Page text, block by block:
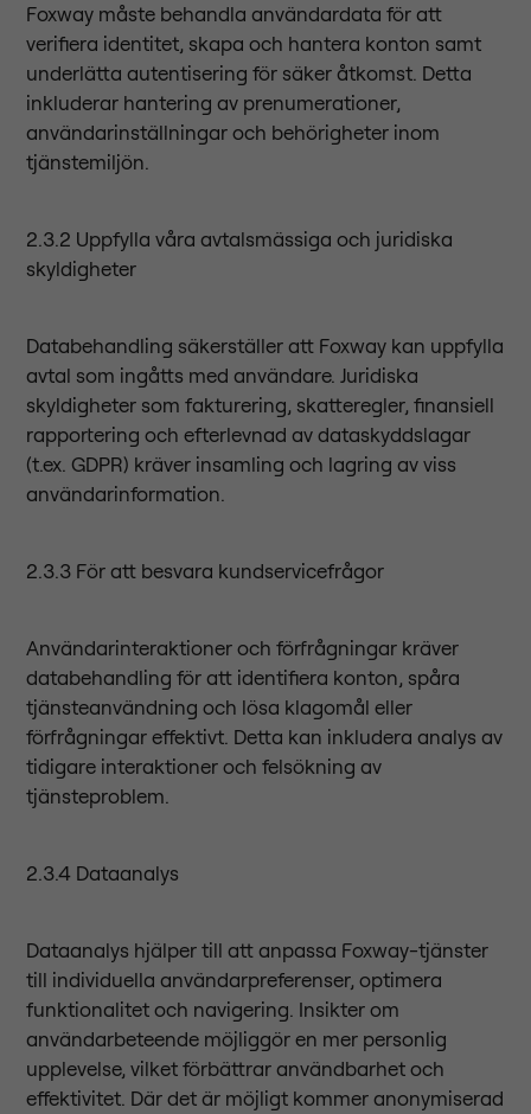
Foxway måste behandla användardata för att
verifiera identitet, skapa och hantera konton samt
underlätta autentisering för säker åtkomst. Detta
inkluderar hantering av prenumerationer,
användarinställningar och behörigheter inom
tjänstemiljön.
2.3.2 Uppfylla våra avtalsmässiga och juridiska
skyldigheter
Databehandling säkerställer att Foxway kan uppfylla
avtal som ingåtts med användare. Juridiska
skyldigheter som fakturering, skatteregler, finansiell
rapportering och efterlevnad av dataskyddslagar
(t.ex. GDPR) kräver insamling och lagring av viss
användarinformation.
2.3.3 För att besvara kundservicefrågor
Användarinteraktioner och förfrågningar kräver
databehandling för att identifiera konton, spåra
tjänsteanvändning och lösa klagomål eller
förfrågningar effektivt. Detta kan inkludera analys av
tidigare interaktioner och felsökning av
tjänsteproblem.
2.3.4 Dataanalys
Dataanalys hjälper till att anpassa Foxway-tjänster
till individuella användarpreferenser, optimera
funktionalitet och navigering. Insikter om
användarbeteende möjliggör en mer personlig
upplevelse, vilket förbättrar användbarhet och
effektivitet. Där det är möjligt kommer anonymiserad